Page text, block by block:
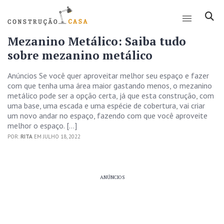
Mezanino Metálico: Saiba tudo
sobre mezanino metálico
Anúncios Se você quer aproveitar melhor seu espaço e fazer
com que tenha uma área maior gastando menos, o mezanino
metálico pode ser a opção certa, já que esta construção, com
uma base, uma escada e uma espécie de cobertura, vai criar
um novo andar no espaço, fazendo com que você aproveite
melhor o espaço. […]
POR: RITA EM JULHO 18, 2022
ANÚNCIOS